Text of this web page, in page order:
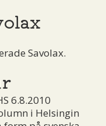
Savolax.
6.8.2010
i Helsingin